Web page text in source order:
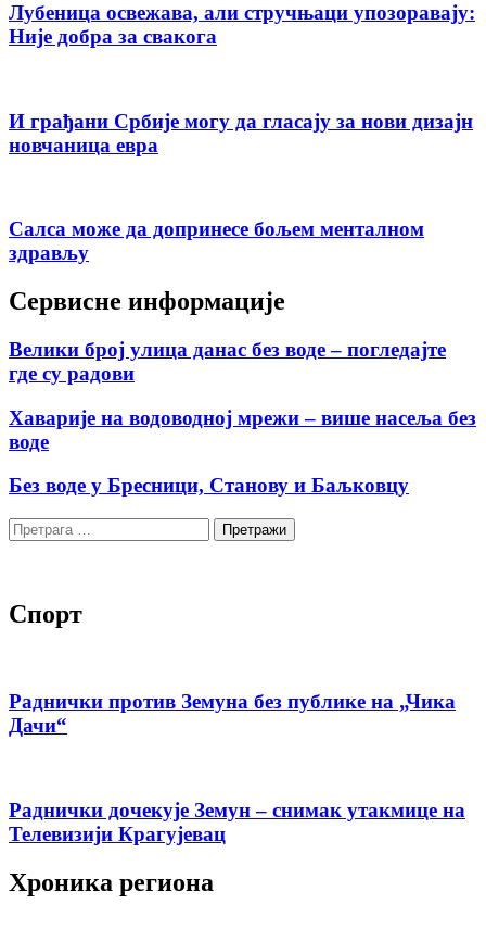
Лубеница освежава, али стручњаци упозоравају:
Није добра за свакога
И грађани Србије могу да гласају за нови дизајн
новчаница евра
Салса може да допринесе бољем менталном
здрављу
Сервисне информације
Велики број улица данас без воде – погледајте
где су радови
Хаварије на водоводној мрежи – више насеља без
воде
Без воде у Бресници, Станову и Баљковцу
Претрага
за:
Спорт
Раднички против Земуна без публике на „Чика
Дачи“
Раднички дочекује Земун – снимак утакмице на
Телевизији Крагујевац
Хроника региона